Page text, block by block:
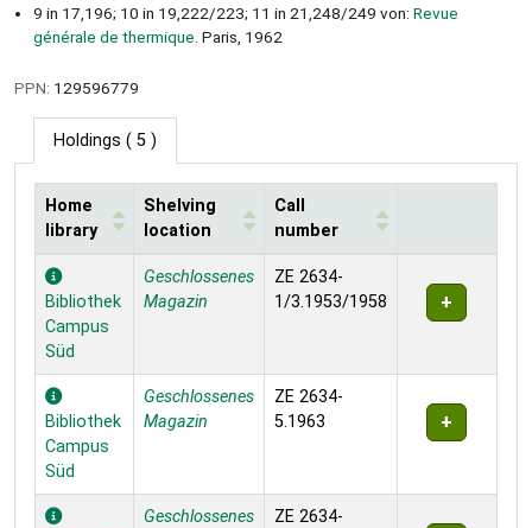
9 in 17,196; 10 in 19,222/223; 11 in 21,248/249 von: Revue
générale de thermique. Paris, 1962
PPN: 129596779
Holdings ( 5 )
Holdings
Home
library
Shelving
location
Call
number
Bibliothek
Campus
Süd
Geschlossenes
Magazin
ZE 2634-
1/3.1953/1958
Bibliothek
Campus
Süd
Geschlossenes
Magazin
ZE 2634-
5.1963
Geschlossenes
ZE 2634-